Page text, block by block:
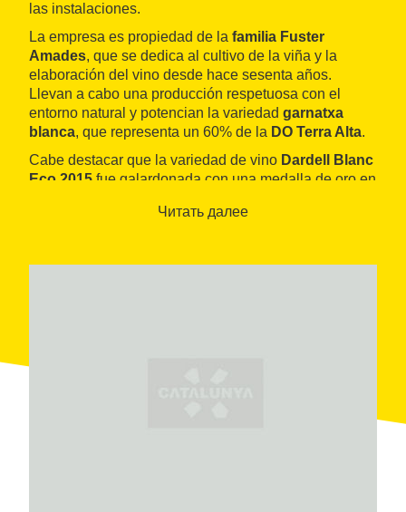
las instalaciones.
La empresa es propiedad de la familia Fuster
Amades, que se dedica al cultivo de la viña y la
elaboración del vino desde hace sesenta años.
Llevan a cabo una producción respetuosa con el
entorno natural y potencian la variedad garnatxa
blanca, que representa un 60% de la DO Terra Alta.
Cabe destacar que la variedad de vino Dardell Blanc
Eco 2015 fue galardonada con una medalla de oro en
Читать далее